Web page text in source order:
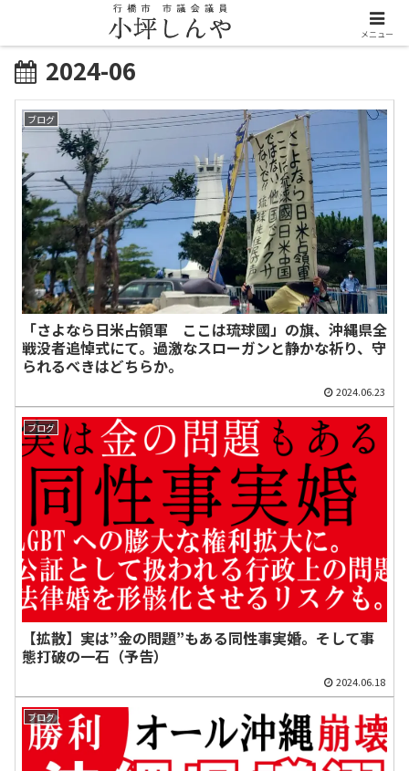
2024-06
ブログ
「さよなら日米占領軍 ここは琉球國」の旗、沖縄県全
戦没者追悼式にて。過激なスローガンと静かな祈り、守
られるべきはどちらか。
2024.06.23
ブログ
【拡散】実は”金の問題”もある同性事実婚。そして事
態打破の一石（予告）
2024.06.18
ブログ
メニュー